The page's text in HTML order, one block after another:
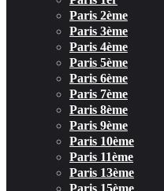
Paris 2ème
Paris 3ème
Paris 4ème
Paris 5ème
Paris 6ème
Paris 7ème
Paris 8ème
Paris 9ème
Paris 10ème
Paris 11ème
Paris 13ème